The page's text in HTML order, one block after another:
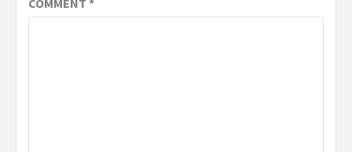
COMMENT *